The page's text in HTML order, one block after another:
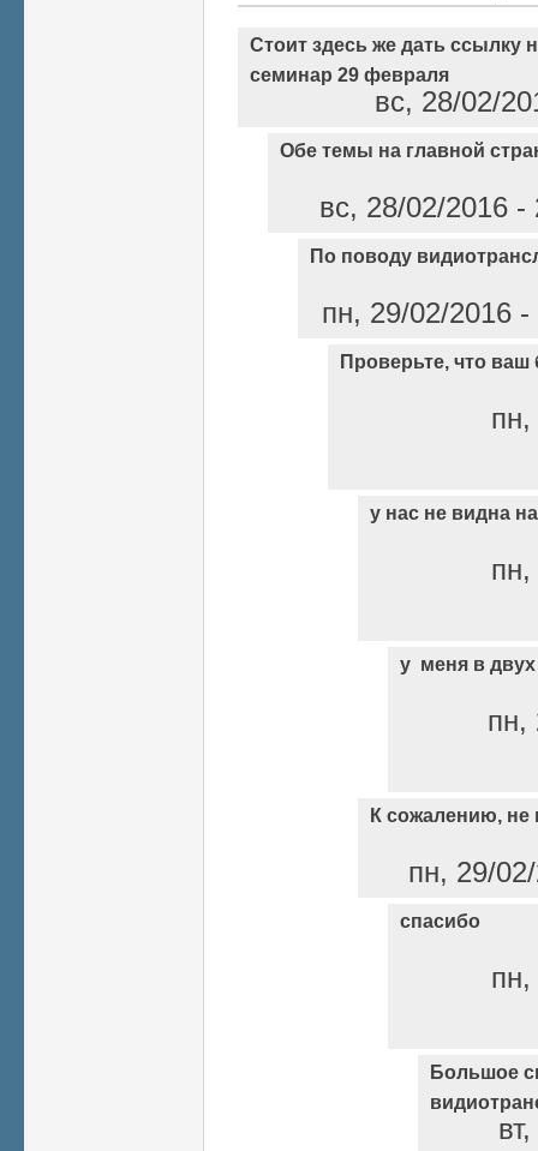
Стоит здесь же дать ссылку
семинар 29 февраля
вс, 28/02/
Обе темы на главной
вс, 28/02/2016
По поводу
пн, 29/02/2016
Проверьте, что ваш
у нас не видна
у меня в двух
пн,
К сожалению, не
пн, 29/
спасибо
Большое